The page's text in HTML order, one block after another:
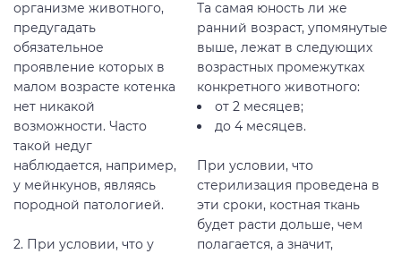
организме животного,
предугадать
обязательное
проявление которых в
малом возрасте котенка
нет никакой
возможности. Часто
такой недуг
наблюдается, например,
у мейнкунов, являясь
породной патологией.
2. При условии, что у
Та самая юность ли же
ранний возраст, упомянутые
выше, лежат в следующих
возрастных промежутках
конкретного животного:
от 2 месяцев;
до 4 месяцев.
При условии, что
стерилизация проведена в
эти сроки, костная ткань
будет расти дольше, чем
полагается, а значит,